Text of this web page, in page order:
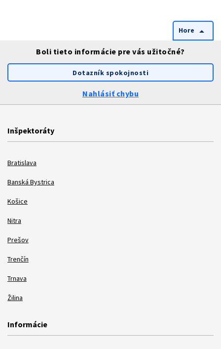
Hore arrow_drop_up
Boli tieto informácie pre vás užitočné?
Dotazník spokojnosti
Nahlásiť chybu
Inšpektoráty
Bratislava
Banská Bystrica
Košice
Nitra
Prešov
Trenčín
Trnava
Žilina
Informácie